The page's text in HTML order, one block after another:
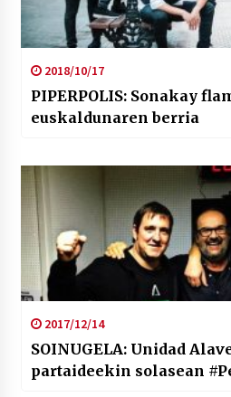
2018/10/17
PIPERPOLIS: Sonakay
euskaldunaren berria
2017/12/14
SOINUGELA: Unidad
partaideekin solasean